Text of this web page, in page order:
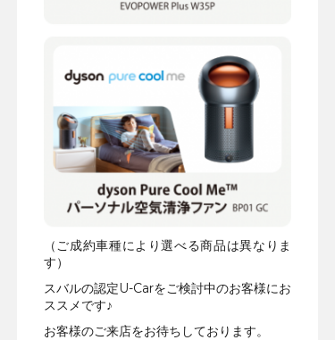
（ご成約車種により選べる商品は異なりま
す）
スバルの認定U-Carをご検討中のお客様にお
ススメです♪
お客様のご来店をお待ちしております。